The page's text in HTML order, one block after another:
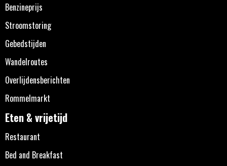
Benzineprijs
Stroomstoring
Gebedstijden
Wandelroutes
Overlijdensberichten
Rommelmarkt
Eten & vrijetijd
Restaurant
Bed and Breakfast